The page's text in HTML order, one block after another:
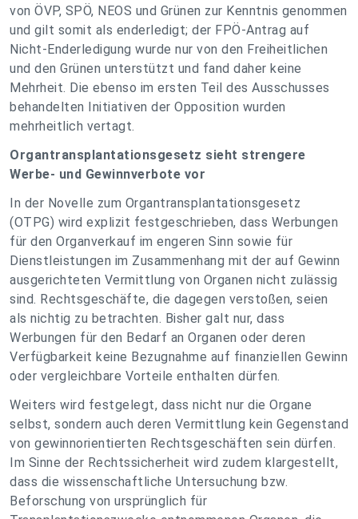
von ÖVP, SPÖ, NEOS und Grünen zur Kenntnis genommen
und gilt somit als enderledigt; der FPÖ-Antrag auf
Nicht-Enderledigung wurde nur von den Freiheitlichen
und den Grünen unterstützt und fand daher keine
Mehrheit. Die ebenso im ersten Teil des Ausschusses
behandelten Initiativen der Opposition wurden
mehrheitlich vertagt.
Organtransplantationsgesetz sieht strengere
Werbe- und Gewinnverbote vor
In der Novelle zum Organtransplantationsgesetz
(OTPG) wird explizit festgeschrieben, dass Werbungen
für den Organverkauf im engeren Sinn sowie für
Dienstleistungen im Zusammenhang mit der auf Gewinn
ausgerichteten Vermittlung von Organen nicht zulässig
sind. Rechtsgeschäfte, die dagegen verstoßen, seien
als nichtig zu betrachten. Bisher galt nur, dass
Werbungen für den Bedarf an Organen oder deren
Verfügbarkeit keine Bezugnahme auf finanziellen Gewinn
oder vergleichbare Vorteile enthalten dürfen.
Weiters wird festgelegt, dass nicht nur die Organe
selbst, sondern auch deren Vermittlung kein Gegenstand
von gewinnorientierten Rechtsgeschäften sein dürfen.
Im Sinne der Rechtssicherheit wird zudem klargestellt,
dass die wissenschaftliche Untersuchung bzw.
Beforschung von ursprünglich für